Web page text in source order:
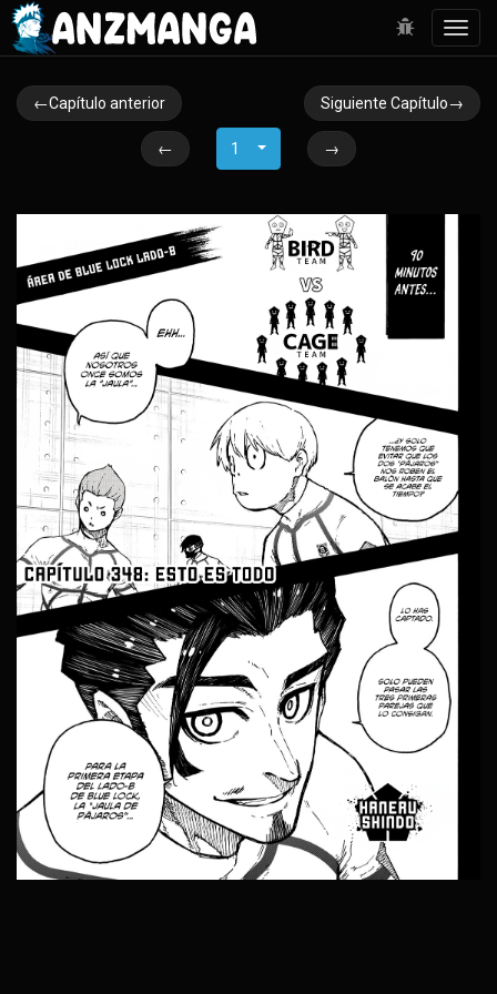
←Capítulo anterior Siguiente Capítulo→
← 1 →